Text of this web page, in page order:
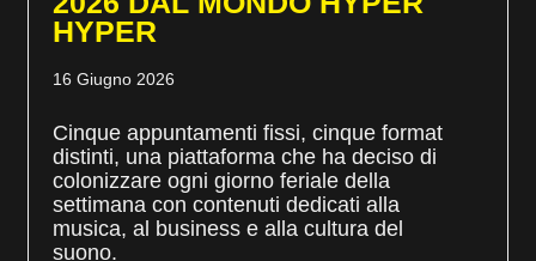
HYPER
16 Giugno 2026
Cinque appuntamenti fissi, cinque format
distinti, una piattaforma che ha deciso di
colonizzare ogni giorno feriale della
settimana con contenuti dedicati alla
musica, al business e alla cultura del
suono.